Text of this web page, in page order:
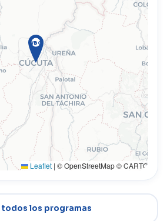
VBG
Leaflet | © OpenStreetMap © CARTO
todos los programas